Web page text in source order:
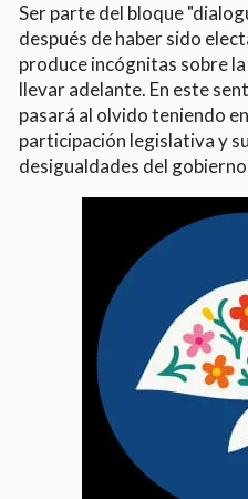
Ser parte del bloque
después de haber sido
produce incógnitas sobre
llevar adelante. En este
pasará al olvido teniendo
participación legislativa y
desigualdades del